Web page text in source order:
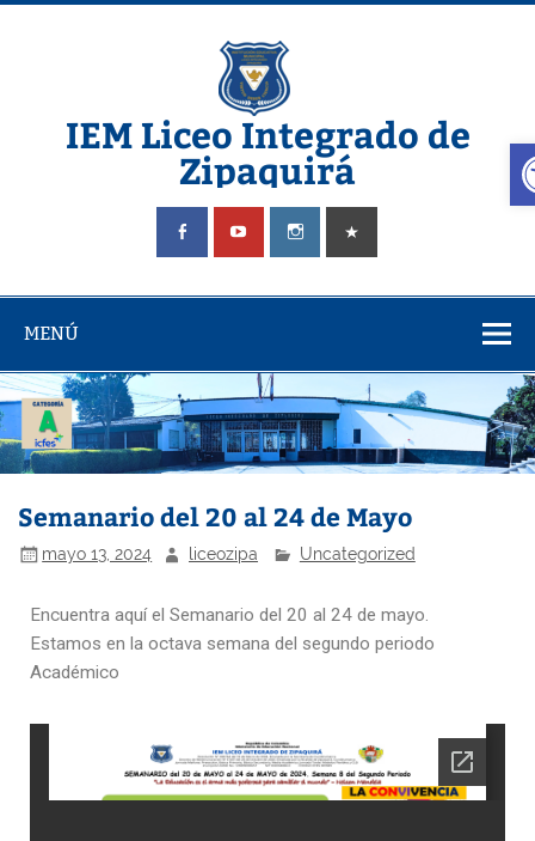
IEM Liceo Integrado de
Zipaquirá
Pagina del Liceo Integrado Zipaquira
MENÚ
Semanario del 20 al 24 de Mayo
mayo 13, 2024 liceozipa Uncategorized
Encuentra aquí el Semanario del 20 al 24 de mayo.
Estamos en la octava semana del segundo periodo
Académico